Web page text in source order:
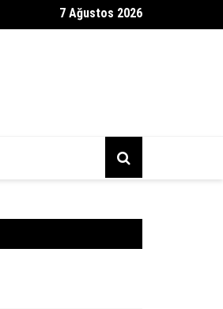
7 Ağustos 2026